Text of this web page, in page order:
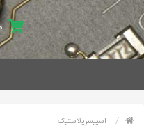
۰
اسپیسرپلاستیک